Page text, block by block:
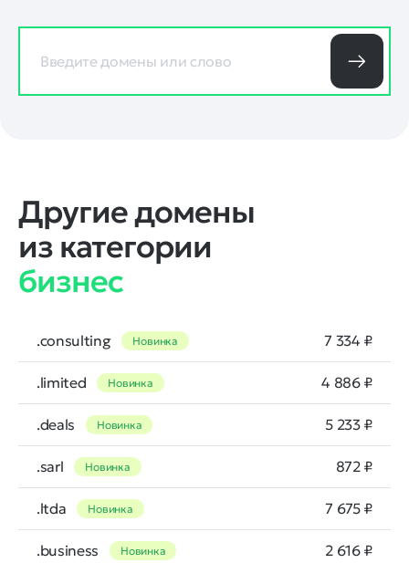
Другие домены
из категории
бизнес
.consulting Новинка 7 334 ₽
.limited Новинка 4 886 ₽
.deals Новинка 5 233 ₽
.sarl Новинка 872 ₽
.ltda Новинка 7 675 ₽
.business Новинка 2 616 ₽